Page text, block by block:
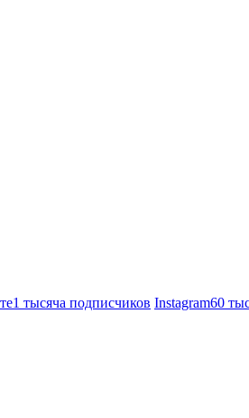
1 тысяча подписчиков Instagram60